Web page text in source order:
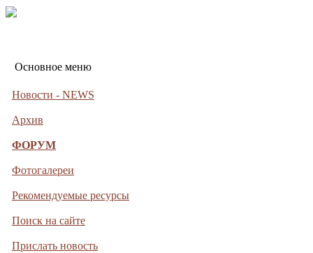
Основное меню
Новости - NEWS
Архив
ФОРУМ
Фотогалереи
Рекомендуемые ресурсы
Поиск на сайте
Прислать новость